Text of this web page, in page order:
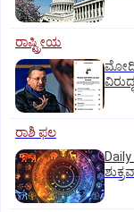
ರಾಷ್ಟ್ರೀಯ
ಮೋದಿ
ರಾಶಿ ಫಲ